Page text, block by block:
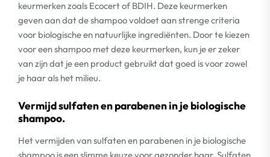
keurmerken zoals Ecocert of BDIH. Deze keurmerken
geven aan dat de shampoo voldoet aan strenge criteria
voor biologische en natuurlijke ingrediënten. Door te kiezen
voor een shampoo met deze keurmerken, kun je er zeker
van zijn dat je een product gebruikt dat goed is voor zowel
je haar als het milieu.
Vermijd sulfaten en parabenen in je biologische
shampoo.
Het vermijden van sulfaten en parabenen in je biologische
shampoo is een slimme keuze voor gezonder haar. Sulfaten